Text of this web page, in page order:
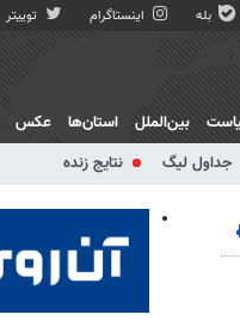
بله اینستاگرام توییتر
جداول لیگ نتایج زنده
بین‌الملل استان‌ها عکس